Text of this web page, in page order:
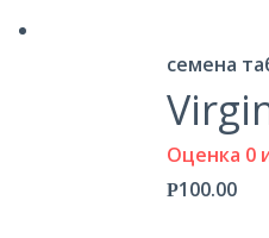
семена
Оценка 0
Р100.00